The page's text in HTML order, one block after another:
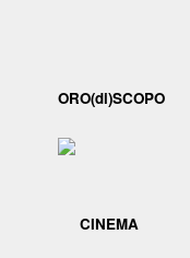
ORO(di)SCOPO
CINEMA